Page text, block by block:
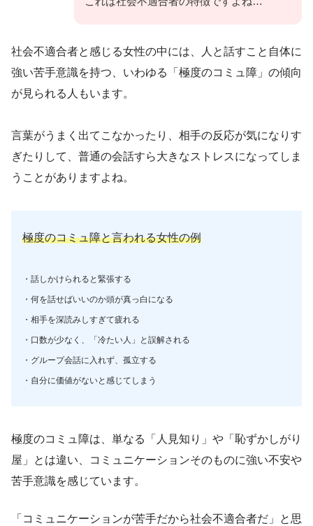
社会不適合者と感じる女性の中には、人と話すこと自体に
強い苦手意識を持つ、いわゆる「極度のコミュ障」の傾向
が見られる人もいます。
言葉がうまく出てこなかったり、相手の反応が気になりす
ぎたりして、普通の会話すら大きなストレスになってしま
うことがありますよね。
極度のコミュ障と言われる女性の例
・話しかけられると緊張する
・何を話せばいいのか頭が真っ白になる
・相手を深読みしすぎて疲れる
・口数が少なく、「冷たい人」と誤解される
・グループ会話に入れず、孤立する
・自分に価値がないと感じてしまう
極度のコミュ障は、単なる「人見知り」や「恥ずかしがり
屋」とは違い、コミュニケーションそのものに強い不安や
苦手意識を感じています。
「コミュニケーションが苦手だから社会不適合者だ」と思